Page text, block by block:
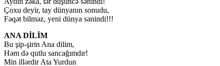
Çoxu deyir, tay dünyanın sonudu,
Fəqət bilməz, yeni dünya sənindi!!!
ANA DİLİM
Bu şip-şirin Ana dilim,
Həm də qutlu sancağımdır!
Min illərdir Ata Yurdun